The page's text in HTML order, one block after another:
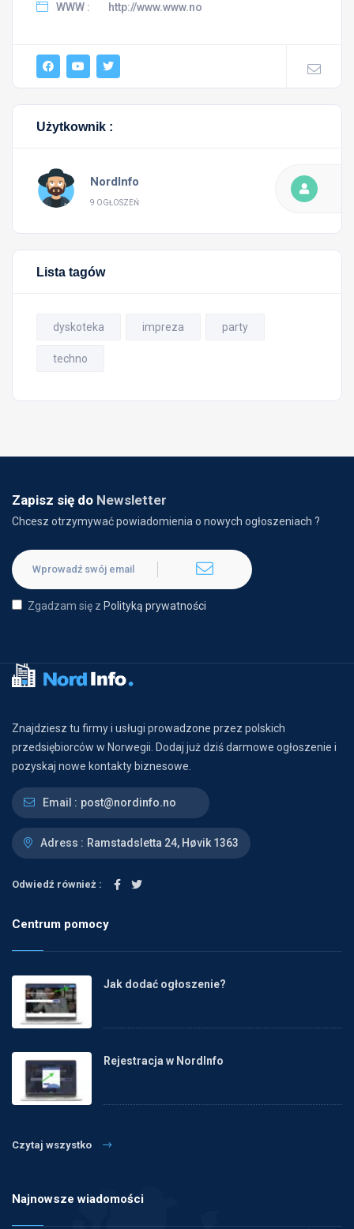
WWW : http://www.www.no
Użytkownik :
NordInfo
9 OGŁOSZEŃ
Lista tagów
dyskoteka impreza party
techno
Zapisz się do Newsletter
Chcesz otrzymywać powiadomienia o nowych ogłoszeniach ?
Zgadzam się z Polityką prywatności
Znajdziesz tu firmy i usługi prowadzone przez polskich
przedsiębiorców w Norwegii. Dodaj już dziś darmowe ogłoszenie i
pozyskaj nowe kontakty biznesowe.
Email : post@nordinfo.no
Adress : Ramstadsletta 24, Høvik 1363
Odwiedź również :
Centrum pomocy
Jak dodać ogłoszenie?
Rejestracja w NordInfo
Czytaj wszystko
Najnowsze wiadomości